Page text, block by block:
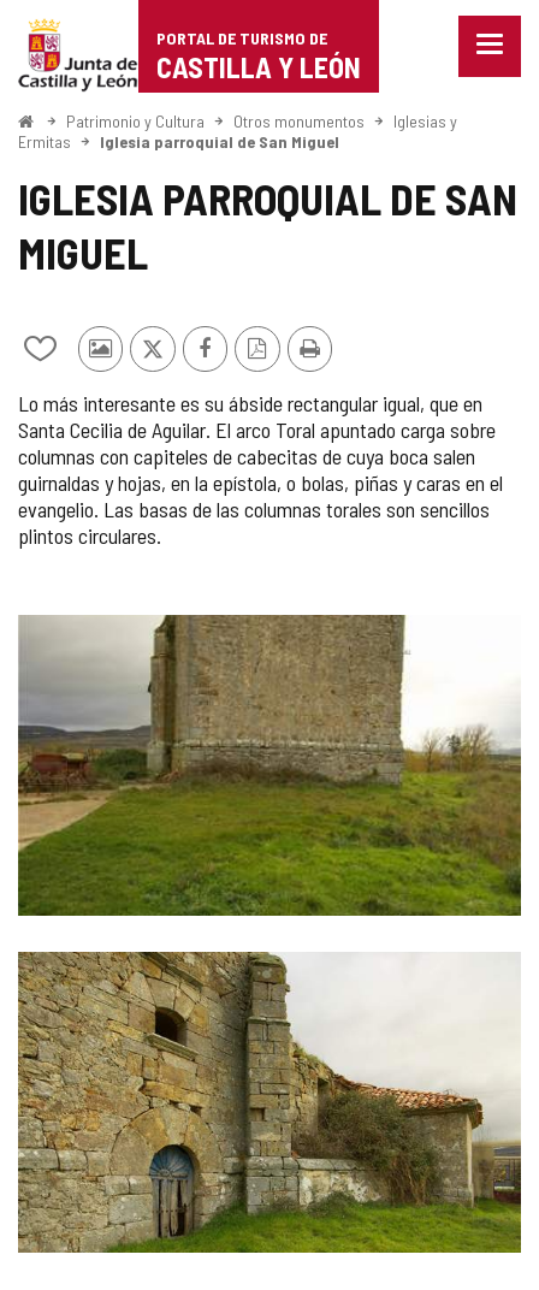
Portal
de
Turismo
de
Castilla
PORTAL DE TURISMO DE
CASTILLA Y LEÓN
Menu
InicioPatrimonio y Cultura Otros monumentos
Iglesias y
Ermitas
Iglesia parroquial de San Miguel
IGLESIA PARROQUIAL DE SAN
MIGUEL
Añadir/quitar
mis
cuadernos
Fotos
otros
turistas
X FacebookVersiónImprimir
Lo más interesante es su ábside rectangular igual, que en
Santa Cecilia de Aguilar. El arco Toral apuntado carga sobre
columnas con capiteles de cabecitas de cuya boca salen
guirnaldas y hojas, en la epístola, o bolas, piñas y caras en el
evangelio. Las basas de las columnas torales son sencillos
plintos circulares.
GALERÍA
DE
IMÁGENES